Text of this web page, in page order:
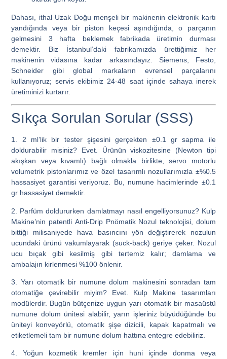
Dahası, ithal Uzak Doğu menşeli bir makinenin elektronik kartı
yandığında veya bir piston keçesi aşındığında, o parçanın
gelmesini 3 hafta beklemek fabrikada üretimin durması
demektir. Biz İstanbul’daki fabrikamızda ürettiğimiz her
makinenin vidasına kadar arkasındayız.
Siemens, Festo,
Schneider gibi global markaların evrensel parçalarını
kullanıyoruz; servis ekibimiz 24-48 saat içinde sahaya inerek
üretiminizi kurtarır.
Sıkça Sorulan Sorular (SSS)
1. 2 ml’lik bir tester şişesini gerçekten ±0.1 gr sapma ile
doldurabilir misiniz? Evet. Ürünün viskozitesine (Newton tipi
akışkan veya kıvamlı) bağlı olmakla birlikte, servo motorlu
volumetrik pistonlarımız ve özel tasarımlı nozullarımızla ±%0.5
hassasiyet garantisi veriyoruz. Bu, numune hacimlerinde ±0.1
gr hassasiyet demektir.
2. Parfüm doldururken damlatmayı nasıl engelliyorsunuz?Kulp
Makine’nin patentli Anti-Drip Pnömatik Nozul teknolojisi, dolum
bittiği milisaniyede hava basıncını yön değiştirerek nozulun
ucundaki ürünü vakumlayarak (suck-back) geriye çeker. Nozul
ucu bıçak gibi kesilmiş gibi tertemiz kalır; damlama ve
ambalajın kirlenmesi %100 önlenir.
3. Yarı otomatik bir numune dolum makinesini sonradan tam
otomatiğe çevirebilir miyim?Evet. Kulp Makine tasarımları
modülerdir. Bugün bütçenize uygun yarı otomatik bir masaüstü
numune dolum ünitesi alabilir, yarın işleriniz büyüdüğünde bu
üniteyi konveyörlü, otomatik şişe dizicili, kapak kapatmalı ve
etiketlemeli tam bir numune dolum hattına entegre edebiliriz.
4. Yoğun kozmetik kremler için huni içinde donma veya